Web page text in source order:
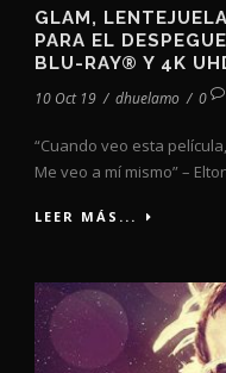
GLAM,
PARA EL
BLU-RAY® Y 4K
10 Oct 19 / dhuelamo / 0
“Cuando veo esta
Me veo a mí mismo” –
LEER MÁS...